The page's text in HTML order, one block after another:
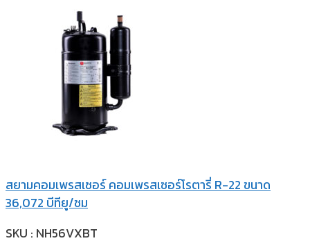
สยามคอมเพรสเซอร์ คอมเพรสเซอร์โรตารี่ R-22 ขนาด
36,072 บีทียู/ชม
SKU : NH56VXBT